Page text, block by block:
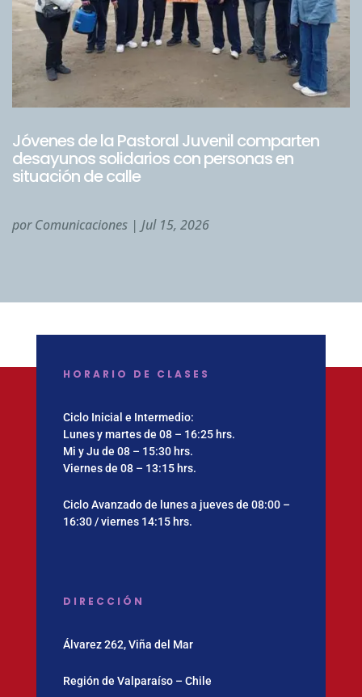
Jóvenes de la Pastoral Juvenil comparten
desayunos solidarios con personas en
situación de calle
porComunicaciones | Jul 15, 2026
HORARIO DE CLASES
Ciclo Inicial e Intermedio:
Lunes y martes de 08 – 16:25 hrs.
Mi y Ju de 08 – 15:30 hrs.
Viernes de 08 – 13:15 hrs.
Ciclo Avanzado de lunes a jueves de 08:00 –
16:30 / viernes 14:15 hrs.
DIRECCIÓN
Álvarez 262, Viña del Mar
Región de Valparaíso – Chile